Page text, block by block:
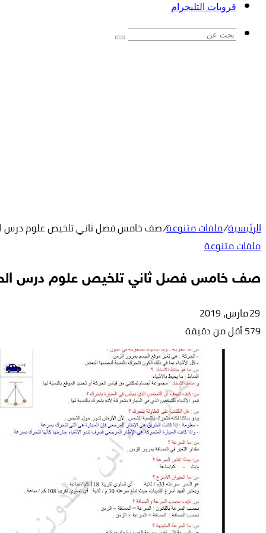
قروبات التليجرام
بحث
الرئيسية/ملفات متنوعة/صف خامس فصل ثاني تلخيص علوم درس
ملفات متنوعة
صف خامس فصل ثاني تلخيص علوم درس
29 مارس، 2019
579أقل من دقيقة